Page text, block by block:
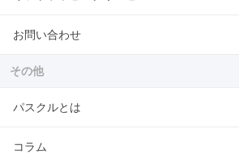
お問い合わせ
その他
パスクルとは
コラム